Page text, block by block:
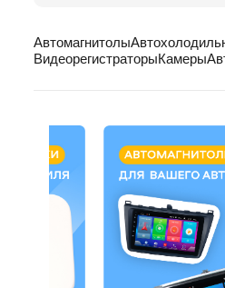
Автомагнитолы
ВидеорегистраторыКамеры